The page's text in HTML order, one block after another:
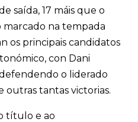
saída, 17 máis que o
na tempada
os principais candidatos
con Dani
o liderado
outras tantas victorias.
título e ao